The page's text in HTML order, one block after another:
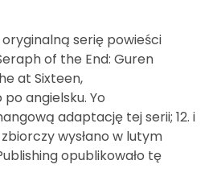
oryginalną serię powieści
of the End: Guren
at Sixteen,
angielsku. Yo
adaptację tej serii; 12. i
wysłano w lutym
opublikowało tę